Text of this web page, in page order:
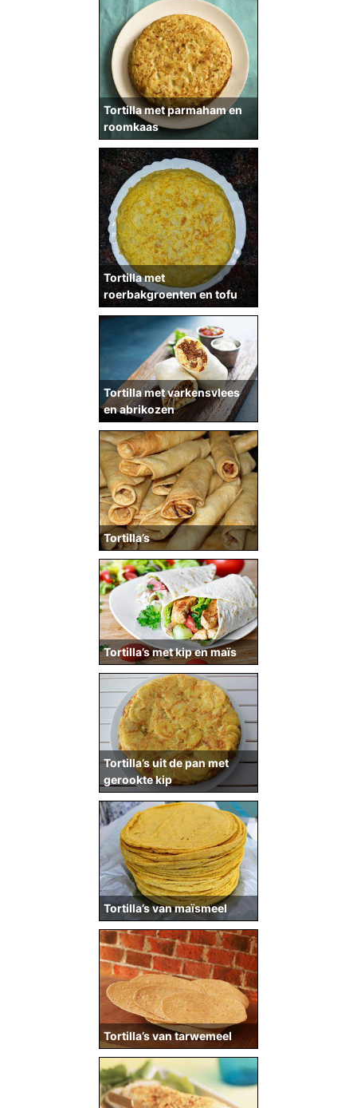
Tortilla met parmaham en
roomkaas
Tortilla met
roerbakgroenten en tofu
Tortilla met varkensvlees
en abrikozen
Tortilla’s
Tortilla’s met kip en maïs
Tortilla’s uit de pan met
gerookte kip
Tortilla’s van maïsmeel
Tortilla’s van tarwemeel